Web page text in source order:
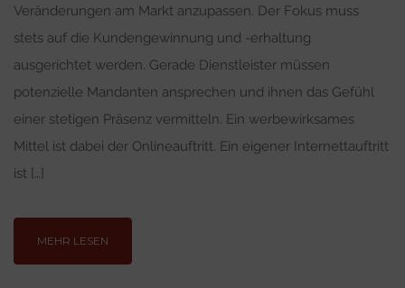
Veränderungen am Markt anzupassen. Der Fokus muss
stets auf die Kundengewinnung und -erhaltung
ausgerichtet werden. Gerade Dienstleister müssen
potenzielle Mandanten ansprechen und ihnen das Gefühl
einer stetigen Präsenz vermitteln. Ein werbewirksames
Mittel ist dabei der Onlineauftritt. Ein eigener Internettauftritt
ist […]
MEHR LESEN